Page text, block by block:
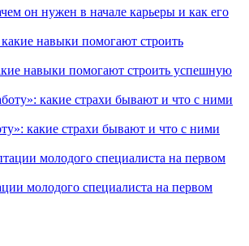
он нужен в начале карьеры и как его
навыки помогают строить успешную
какие страхи бывают и что с ними
молодого специалиста на первом